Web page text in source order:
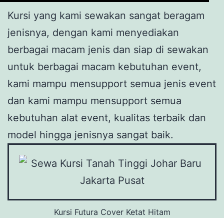
Kursi yang kami sewakan sangat beragam
jenisnya, dengan kami menyediakan
berbagai macam jenis dan siap di sewakan
untuk berbagai macam kebutuhan event,
kami mampu mensupport semua jenis event
dan kami mampu mensupport semua
kebutuhan alat event, kualitas terbaik dan
model hingga jenisnya sangat baik.
Kursi Futura Cover Ketat Hitam